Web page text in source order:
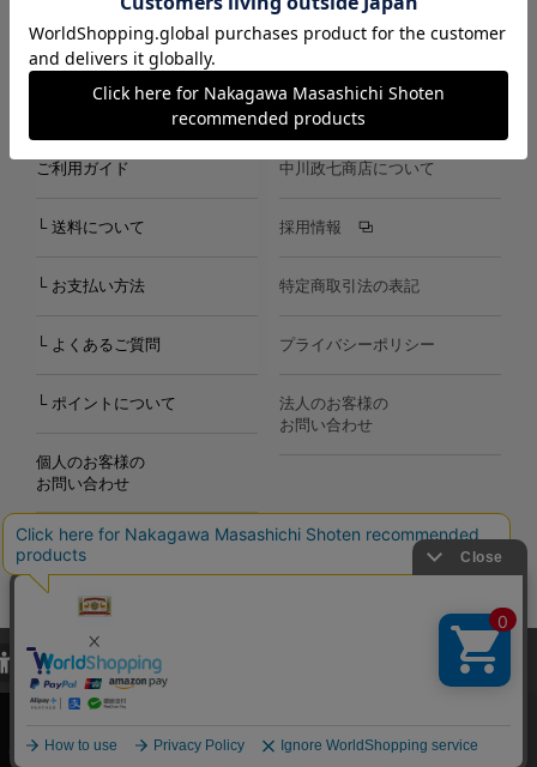
LINE Instagram X Facebook メールマガジン
ご利用ガイド
└ 送料について
└ お支払い方法
└ よくあるご質問
└ ポイントについて
個人のお客様の
お問い合わせ
中川政七商店について
採用情報
特定商取引法の表記
プライバシーポリシー
法人のお客様の
お問い合わせ
Copyright©2000-2026
Nakagawa Masashichi Shoten All Rights Reserved.
当サイトでは、当サイト内における閲覧履歴・属性情報などの取得およ
び利便性向上のためにクッキー（Cookie）を使用いたします。詳細に
関しては「プライバシーポリシー
承諾する